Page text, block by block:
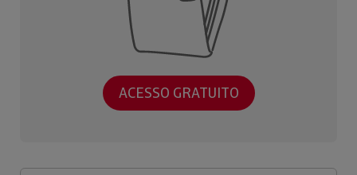
ACESSO GRATUITO